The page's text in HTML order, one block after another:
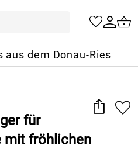
aus dem Donau-Ries
für
mit fröhlichen